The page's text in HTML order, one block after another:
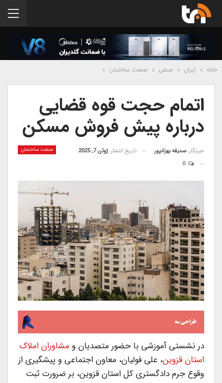
خانه ایران صنفی صنعت ساختمان
اتمام حجت قوه قضایی
درباره پیش فروش مسکن
صنعت ساختمان خبرنگار صدیقه بهزادپور تاریخ انتشار ژوئن 7, 2025
در نشستی آموزشی با حضور متصدیان و مشاوران املاک
استان قزوین، علی فولیان، معاون اجتماعی و پیشگیری از
وقوع جرم دادگستری کل استان قزوین، بر ضرورت ثبت